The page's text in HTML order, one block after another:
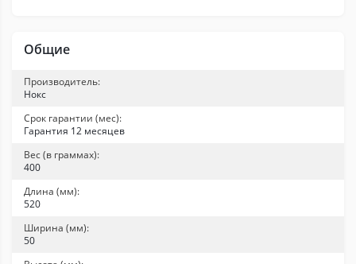
Общие
Производитель:
Нокс
Срок гарантии (мес):
Гарантия 12 месяцев
Вес (в граммах):
400
Длина (мм):
520
Ширина (мм):
50